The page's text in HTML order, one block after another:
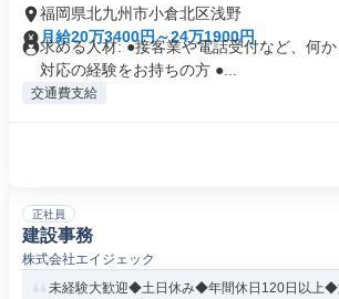
福岡県北九州市小倉北区浅野
月給20万3400円～24万1900円
求める人材: ●接客業や電話受付など、何
対応の経験をお持ちの方 ●...
交通費支給
正社員
建設事務
株式会社エイジェック
未経験大歓迎◆土日休み◆年間休日120日以上